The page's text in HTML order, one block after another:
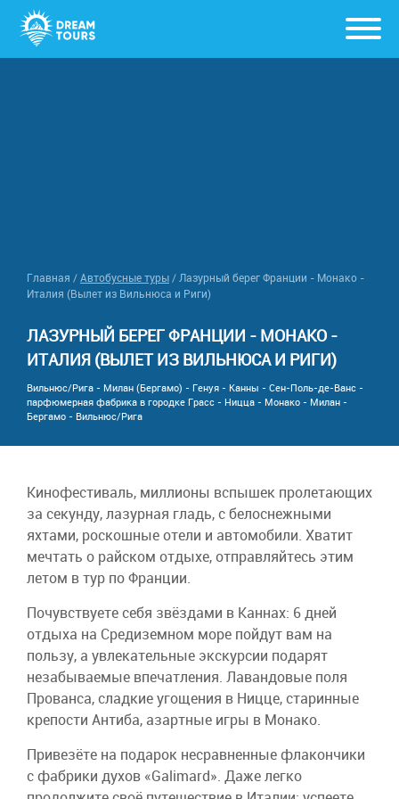
Главная /Автобусные туры / Лазурный берег Франции - Монако -
Италия (Вылет из Вильнюса и Риги)
ЛАЗУРНЫЙ БЕРЕГ ФРАНЦИИ - МОНАКО -
ИТАЛИЯ (ВЫЛЕТ ИЗ ВИЛЬНЮСА И РИГИ)
Вильнюс/Рига - Милан (Бергамо) - Генуя - Канны - Сен-Поль-де-Ванс -
парфюмерная фабрика в городке Грасс - Ницца - Монако - Милан -
Бергамо - Вильнюс/Рига
Кинофестиваль, миллионы вспышек пролетающих
за секунду, лазурная гладь, с белоснежными
яхтами, роскошные отели и автомобили. Хватит
мечтать о райском отдыхе, отправляйтесь этим
летом в тур по Франции.
Почувствуете себя звёздами в Каннах: 6 дней
отдыха на Средиземном море пойдут вам на
пользу, а увлекательные экскурсии подарят
незабываемые впечатления. Лавандовые поля
Прованса, сладкие угощения в Ницце, старинные
крепости Антиба, азартные игры в Монако.
Привезёте на подарок несравненные флакончики
с фабрики духов «Galimard». Даже легко